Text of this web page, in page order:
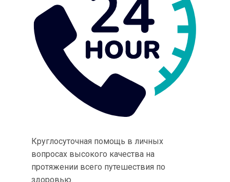
Круглосуточная помощь в личных
вопросах высокого качества на
протяжении всего путешествия по
здоровью.